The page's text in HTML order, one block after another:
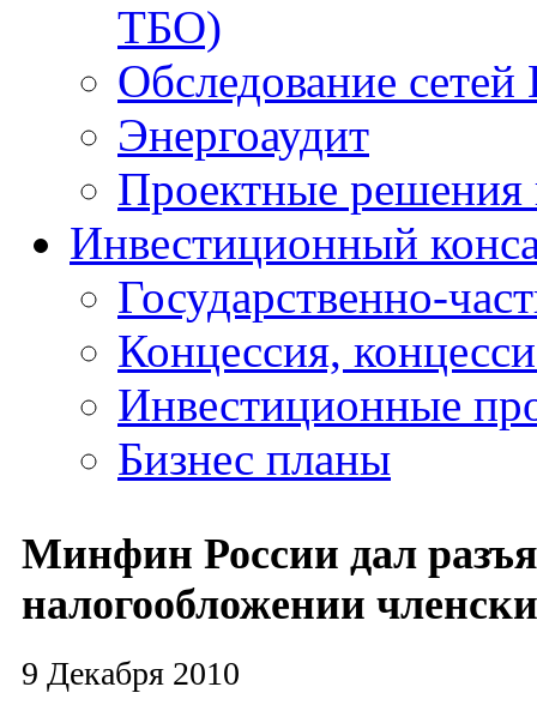
ТБО)
Обследование
Энергоаудит
Проектные решения
Инвестиционный
Государственно-
Концессия,
Инвестиционные
Бизнес планы
Минфин России дал
налогообложении
9 Декабря 2010